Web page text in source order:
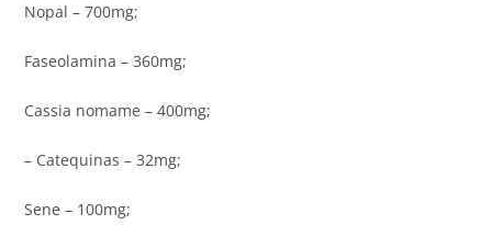
Nopal – 700mg;
Faseolamina – 360mg;
Cassia nomame – 400mg;
– Catequinas – 32mg;
Sene – 100mg;